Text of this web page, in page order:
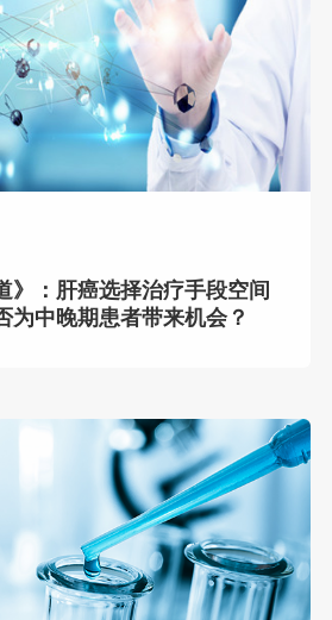
》：肝癌选择治疗手段空间
为中晚期患者带来机会？